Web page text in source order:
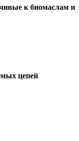
к биомаслам и
цепей